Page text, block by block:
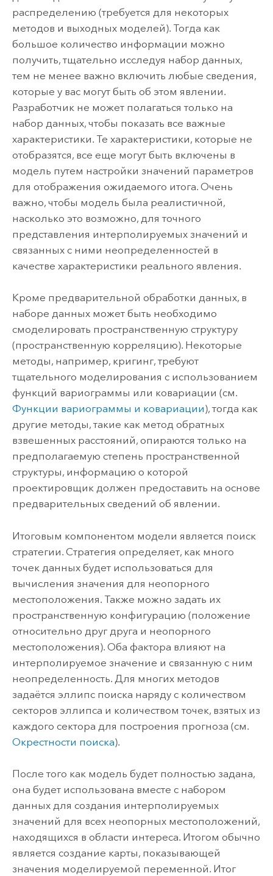
распределению (требуется для некоторых
методов и выходных моделей).Тогда как
большое количество информации можно
получить, тщательно исследуя набор данных,
тем не менее важно включить любые сведения,
которые у вас могут быть об этом явлении.
Разработчик не может полагаться только на
набор данных, чтобы показать все важные
характеристики. Те характеристики, которые не
отобразятся, все еще могут быть включены в
модель путем настройки значений параметров
для отображения ожидаемого итога. Очень
важно, чтобы модель была реалистичной,
насколько это возможно, для точного
представления интерполируемых значений и
связанных с ними неопределенностей в
качестве характеристики реального явления.
Кроме предварительной обработки данных, в
наборе данных может быть необходимо
смоделировать пространственную структуру
(пространственную корреляцию). Некоторые
методы, например, кригинг, требуют
тщательного моделирования с использованием
функций вариограммы или ковариации (см.
Функции вариограммы и ковариации), тогда как
другие методы, такие как метод обратных
взвешенных расстояний, опираются только на
предполагаемую степень пространственной
структуры, информацию о которой
проектировщик должен предоставить на основе
предварительных сведений об явлении.
Итоговым компонентом модели является поиск
стратегии. Стратегия определяет, как много
точек данных будет использоваться для
вычисления значения для неопорного
местоположения. Также можно задать их
пространственную конфигурацию (положение
относительно друг друга и неопорного
местоположения). Оба фактора влияют на
интерполируемое значение и связанную с ним
неопределенность. Для многих методов
задаётся эллипс поиска наряду с количеством
секторов эллипса и количеством точек, взятых из
каждого сектора для построения прогноза (см.
Окрестности поиска).
После того как модель будет полностью задана,
она будет использована вместе с набором
данных для создания интерполируемых
значений для всех неопорных местоположений,
находящихся в области интереса. Итогом обычно
является создание карты, показывающей
значения моделируемой переменной. Итог